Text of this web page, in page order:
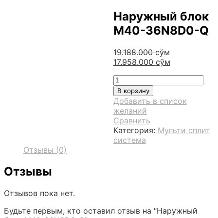
Наружный блок
M40-36N8D0-Q
19.188.000сўм
Первоначальная
составляла
19.188.000 сўм.
17.958.000 сўмТекущая
Количество
товара
Наружный
блок
M40-
36N8D0-
Q
В корзину
Добавить в список
желаний
Сравнить
Категория: Мульти сплит
система
Отзывы (0)
Отзывы
Отзывов пока нет.
Будьте первым, кто оставил отзыв на “Наружный